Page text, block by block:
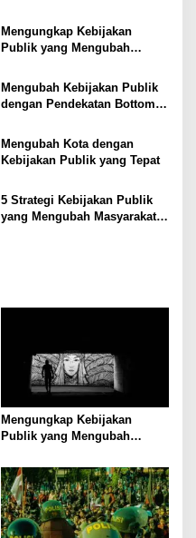
Mengungkap Kebijakan
Publik yang Mengubah
Mengubah Kebijakan Publik
dengan Pendekatan Bottom-
Mengubah Kota dengan
Kebijakan Publik yang Tepat
5 Strategi Kebijakan Publik
yang Mengubah Masyarakat
Mengungkap Kebijakan
Publik yang Mengubah